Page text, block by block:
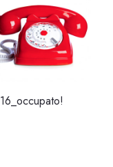
16_occupato!